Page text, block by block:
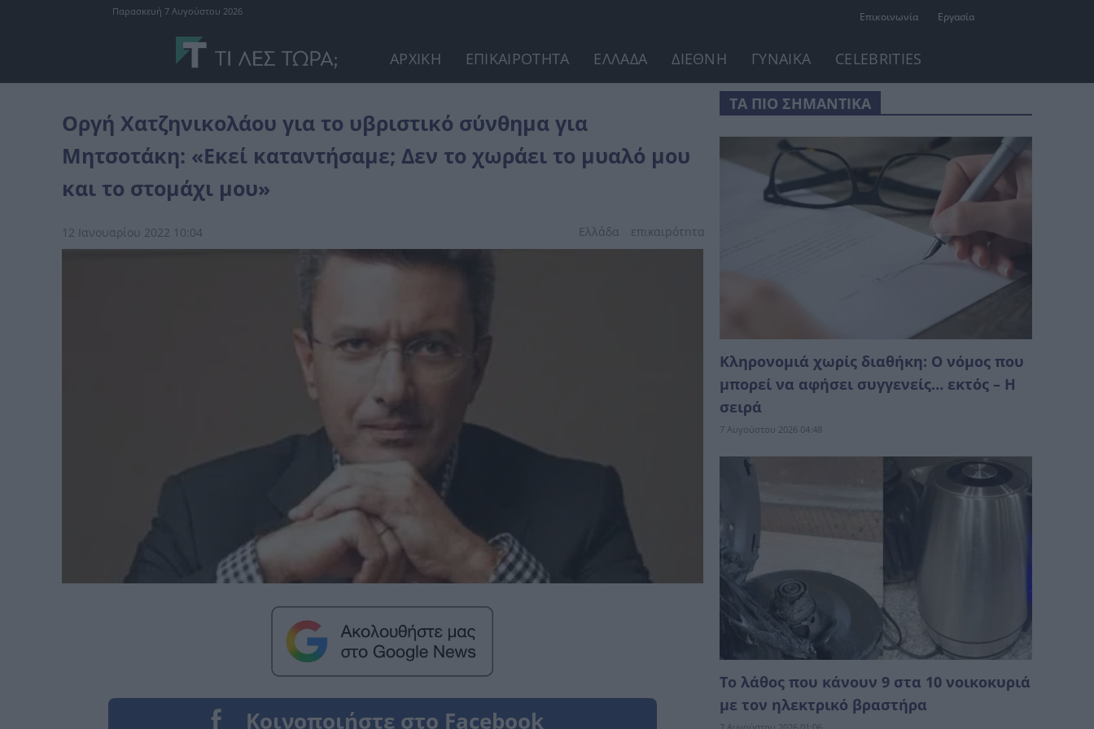
Επικοινωνία Εργασία
Παρασκευή 7 Αυγούστου 2026
ΑΡΧΙΚΗ ΕΠΙΚΑΙΡΟΤΗΤΑ ΕΛΛΑΔΑ ΔΙΕΘΝΗ ΓΥΝΑΙΚΑ CELEBRITIES
Οργή Χατζηνικολάου για το υβριστικό σύνθημα για
Μητσοτάκη: «Εκεί καταντήσαμε; Δεν το χωράει το μυαλό μου
και το στομάχι μου»
12 Ιανουαρίου 2022 10:04 Ελλάδα επικαιpότnτα
ΤΑ ΠΙΟ ΣΗΜΑΝΤΙΚΑ
Κληρονομιά χωρίς διαθήκη: Ο νόμος που
μπορεί να αφήσει συγγενείς… εκτός – Η
σειρά
7 Αυγούστου 2026 04:48
Το λάθος που κάνουν 9 στα 10 νοικοκυριά
με τον ηλεκτρικό βραστήρα